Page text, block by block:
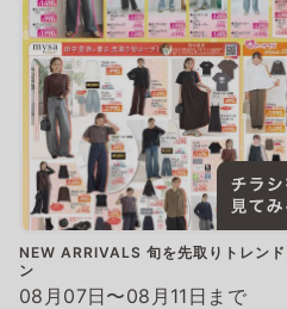
NEW ARRIVALS 旬を先取りトレンド
ン
08月07日〜08月11日まで